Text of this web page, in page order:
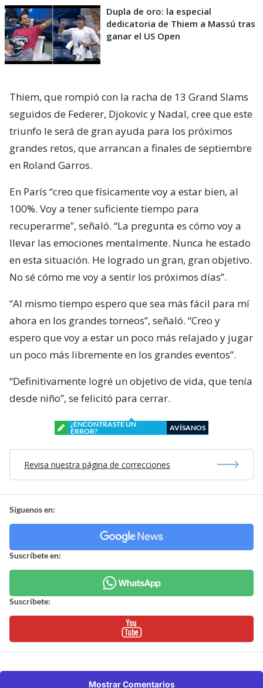
Dupla de oro: la especial
dedicatoria de Thiem a Massú tras
ganar el US Open
Thiem, que rompió con la racha de 13 Grand Slams
seguidos de Federer, Djokovic y Nadal, cree que este
triunfo le será de gran ayuda para los próximos
grandes retos, que arrancan a finales de septiembre
en Roland Garros.
En París “creo que físicamente voy a estar bien, al
100%. Voy a tener suficiente tiempo para
recuperarme”, señaló. “La pregunta es cómo voy a
llevar las emociones mentalmente. Nunca he estado
en esta situación. He logrado un gran, gran objetivo.
No sé cómo me voy a sentir los próximos días”.
“Al mismo tiempo espero que sea más fácil para mí
ahora en los grandes torneos”, señaló. “Creo y
espero que voy a estar un poco más relajado y jugar
un poco más libremente en los grandes eventos”.
“Definitivamente logré un objetivo de vida, que tenía
desde niño”, se felicitó para cerrar.
¿ENCONTRASTE UN
ERROR?
AVÍSANOS
Revisa nuestra página de correcciones
Síguenos en:
Suscríbete en:
Suscríbete:
Mostrar Comentarios